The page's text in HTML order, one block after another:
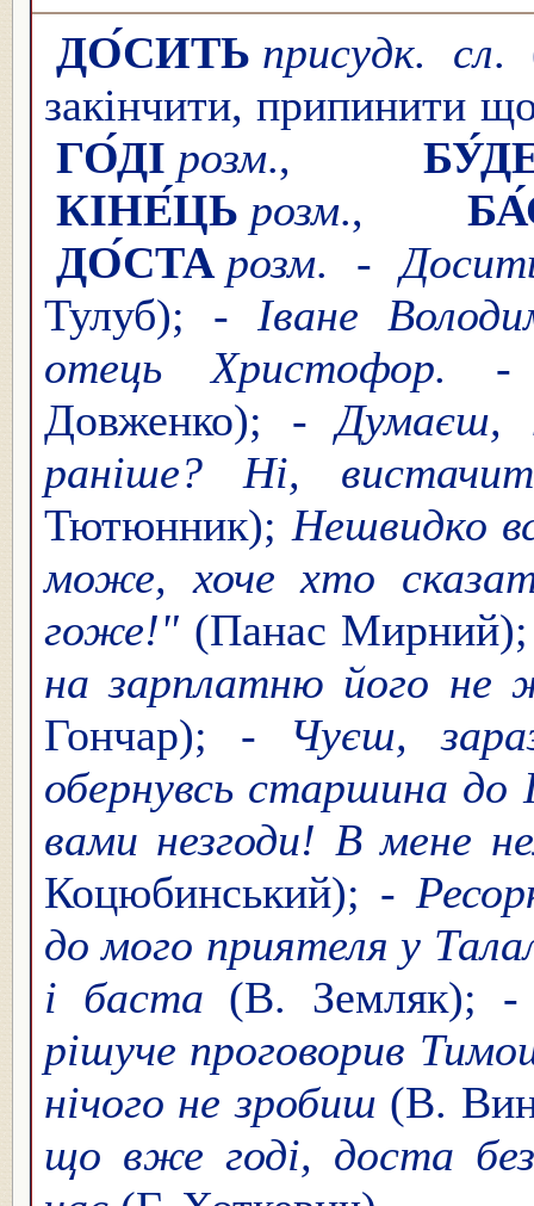
ДО́СИТЬ присудк. сл.
закінчити, припинити
ГО́ДІ розм.,
КІНЕ́ЦЬ розм.,
ДО́СТА розм. -
Тулуб); - Іване
отець Христофор. -
Довженко); - Думаєш,
раніше? Ні,
Тютюнник); Нешвидко
може, хоче хто
гоже!" (Панас Мирний);
на зарплатню його не
Гончар); - Чуєш,
обернувсь старшина
вами незгоди! В мене
Коцюбинський); -
до мого приятеля у
і баста (В. Земляк); -
рішуче проговорив
нічого не зробиш (В.
що вже годі, доста